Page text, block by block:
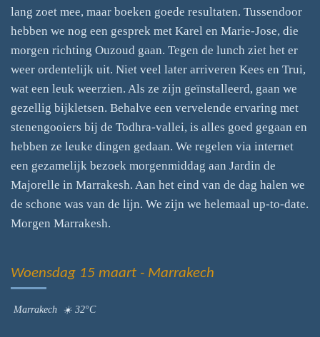
lang zoet mee, maar boeken goede resultaten. Tussendoor
hebben we nog een gesprek met Karel en Marie-Jose, die
morgen richting Ouzoud gaan. Tegen de lunch ziet het er
weer ordentelijk uit. Niet veel later arriveren Kees en Trui,
wat een leuk weerzien. Als ze zijn geïnstalleerd, gaan we
gezellig bijkletsen. Behalve een vervelende ervaring met
stenengooiers bij de Todhra-vallei, is alles goed gegaan en
hebben ze leuke dingen gedaan. We regelen via internet
een gezamelijk bezoek morgenmiddag aan Jardin de
Majorelle in Marrakesh. Aan het eind van de dag halen we
de schone was van de lijn. We zijn we helemaal up-to-date.
Morgen Marrakesh.
Woensdag 15 maart - Marrakech
Marrakech ☀️ 32°C